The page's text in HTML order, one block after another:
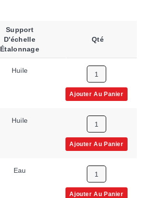
Support
D'échelle
Étalonnage
D'eau
Qté
Huile 25 GPM
Ajouter Au Panier
Huile 100 GPM
Ajouter Au Panier
Eau 50 GPM
Ajouter Au Panier